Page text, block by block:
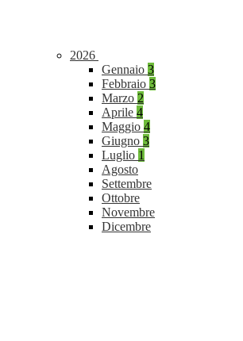
2026
Gennaio 3
Febbraio 3
Marzo 2
Aprile 4
Maggio 4
Giugno 3
Luglio 1
Agosto
Settembre
Ottobre
Novembre
Dicembre